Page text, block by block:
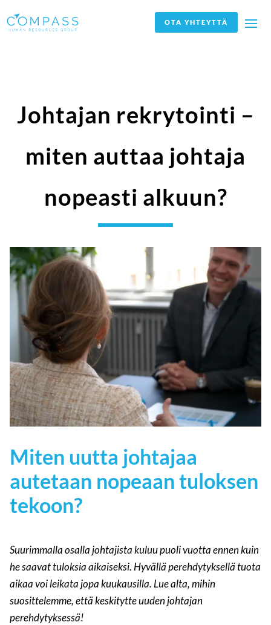
OTA YHTEYTTÄ
Johtajan rekrytointi –
miten auttaa johtaja
nopeasti alkuun?
Miten uutta johtajaa
autetaan nopeaan tuloksen
tekoon?
Suurimmalla osalla johtajista kuluu puoli vuotta ennen kuin
he saavat tuloksia aikaiseksi. Hyvällä perehdytyksellä tuota
aikaa voi leikata jopa kuukausilla. Lue alta, mihin
suosittelemme, että keskitytte uuden johtajan
perehdytyksessä!